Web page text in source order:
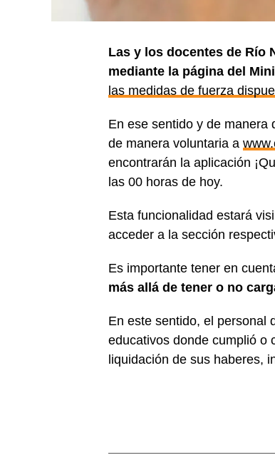
Las y los docentes de Río
mediante la página del
las medidas de fuerza
En ese sentido y de manera
de manera voluntaria a
encontrarán la aplicación
las 00 horas de hoy.
Esta funcionalidad estará
acceder a la sección
Es importante tener en
más allá de tener o no
En este sentido, el personal
educativos donde cumplió o
liquidación de sus haberes,